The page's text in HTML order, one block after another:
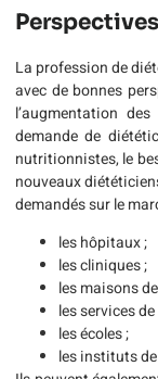
La profession de
avec de bonnes
l’augmentation
demande de
nutritionnistes, le
nouveaux
demandés sur le
les hôpitaux ;
les cliniques ;
les maisons
les services
les écoles ;
les instituts